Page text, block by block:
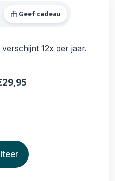
in Beeld
Geef cadeau
12x per jaar.